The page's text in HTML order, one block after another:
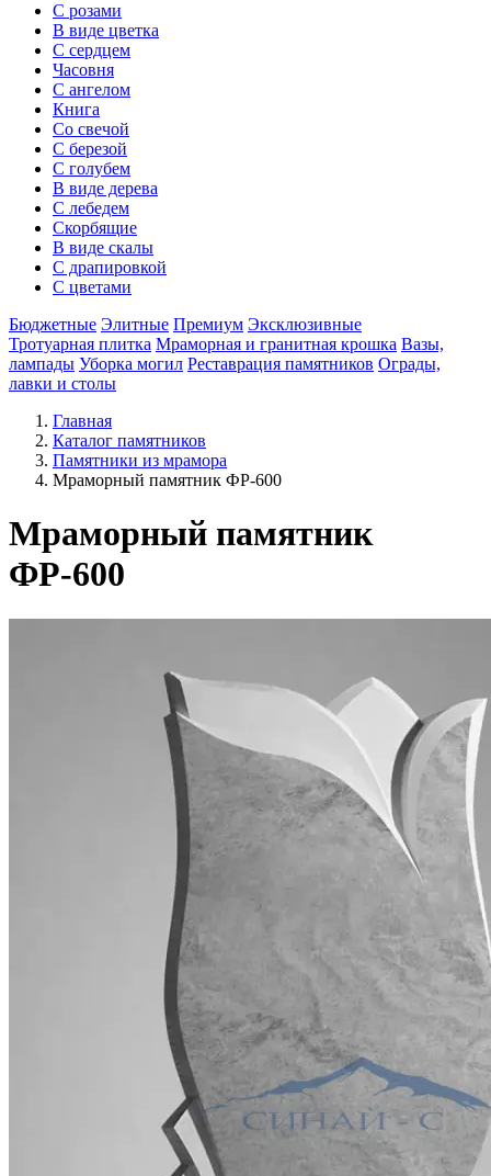
С розами
В виде цветка
С сердцем
Часовня
С ангелом
Книга
Со свечой
С березой
С голубем
В виде дерева
С лебедем
Скорбящие
В виде скалы
С драпировкой
С цветами
Бюджетные Элитные Премиум Эксклюзивные
Тротуарная плитка Мраморная и гранитная крошка Вазы,
лампады Уборка могил Реставрация памятников Ограды,
лавки и столы
Главная
Каталог памятников
Памятники из мрамора
Мраморный памятник ФР-600
Мраморный памятник
ФР-600